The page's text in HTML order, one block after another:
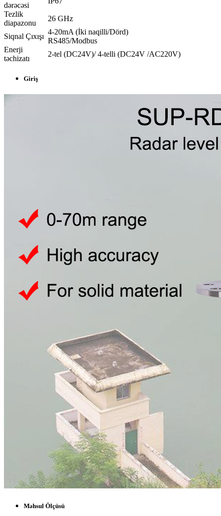
dərəcəsi
Tezlik
diapazonu
26 GHz
Siqnal Çıxışı
4-20mA (İki naqilli/Dörd)
RS485/Modbus
Enerji
təchizatı
2-tel (DC24V)/ 4-telli (DC24V /AC220V)
Giriş
Məhsul Ölçüsü